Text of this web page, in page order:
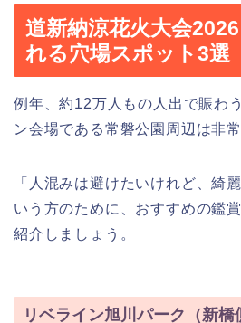
道新納涼花火大会
れる穴場スポット3選
例年、約12万人もの人出で賑わ
ン会場である常磐公園周辺は非
「人混みは避けたいけれど、綺
いう方のために、おすすめの鑑
紹介しましょう。
リベライン旭川パーク（新橋